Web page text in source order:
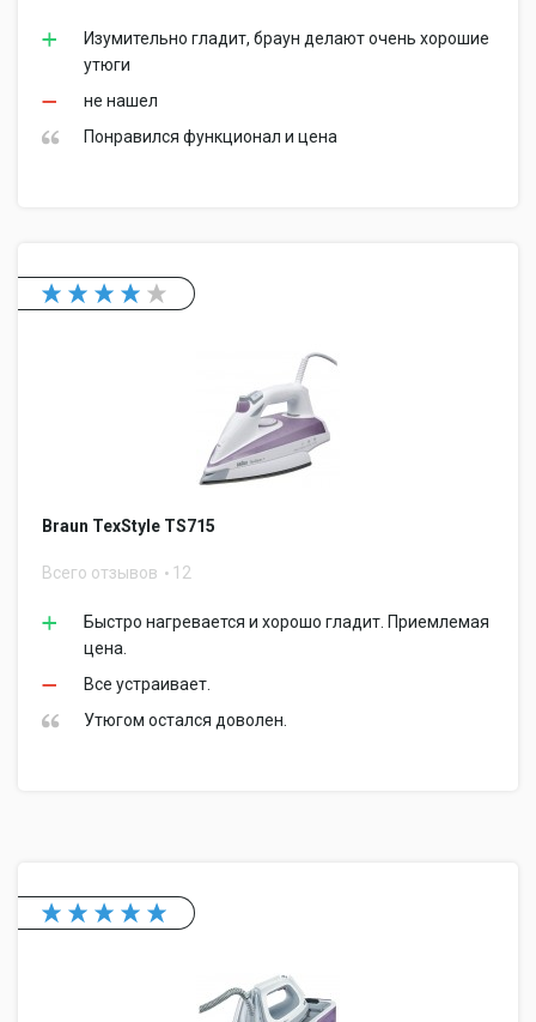
Изумительно гладит, браун делают очень хорошие
утюги
не нашел
Понравился функционал и цена
Braun TexStyle TS715
Всего отзывов 12
Быстро нагревается и хорошо гладит. Приемлемая
цена.
Все устраивает.
Утюгом остался доволен.